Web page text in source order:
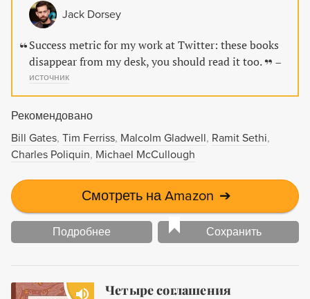
решить проблему забывчивости с помощью доступного
и очень действенного способа — составления чек-
листов, т. е. контрольных списков необходимых
действий, с которым должна в процессе работы
сверяться вся команда. Область применения чек-
Jack Dorsey
Success metric for my work at Twitter: these books
disappear from my desk, you should read it too.
–
источник
Рекомендовано
Bill Gates Tim Ferriss Malcolm Gladwell Ramit Sethi
Charles Poliquin Michael McCullough
Смотреть на Amazon ➔
Подробнее Сохранить
Четыре соглашения